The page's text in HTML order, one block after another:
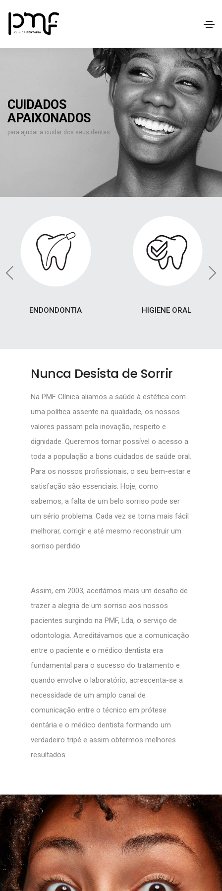
CUIDADOS
APAIXONADOS
para ajudar a cuidar dos seus dentes
ENDONDONTIA HIGIENE ORAL
Nunca Desista de Sorrir
Na PMF Clínica aliamos a saúde à estética com
uma política assente na qualidade, os nossos
valores passam pela inovação, respeito e
dignidade. Queremos tornar possível o acesso a
toda a população a bons cuidados de saúde oral.
Para os nossos profissionais, o seu bem-estar e
satisfação são essenciais. Hoje, como
sabemos, a falta de um belo sorriso pode ser
um sério problema. Cada vez se torna mais fácil
melhorar, corrigir e até mesmo reconstruir um
sorriso perdido.
Assim, em 2003, aceitámos mais um desafio de
trazer a alegria de um sorriso aos nossos
pacientes surgindo na PMF, Lda, o serviço de
odontologia. Acreditávamos que a comunicação
entre o paciente e o médico dentista era
fundamental para o sucesso do tratamento e
quando envolve o laboratório, acrescenta-se a
necessidade de um amplo canal de
comunicação entre o técnico em prótese
dentária e o médico dentista formando um
verdadeiro tripé e assim obtermos melhores
resultados.